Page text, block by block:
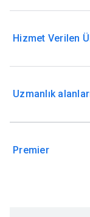
Hizmet Verilen
Uzmanlık
Premier